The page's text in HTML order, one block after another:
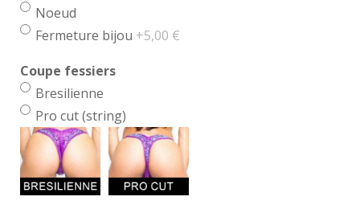
Noeud
Fermeture bijou +5,00 €
Coupe fessiers
Bresilienne
Pro cut (string)